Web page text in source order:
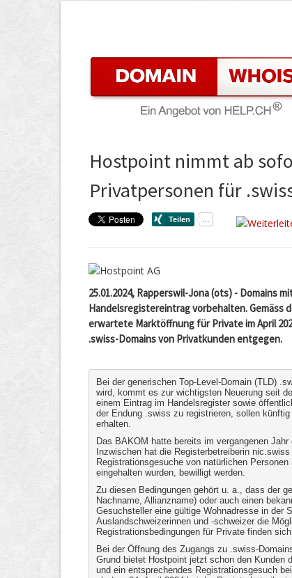
Hostpoint nimmt ab
Privatpersonen für
25.01.2024, Rapperswil-Jona (ots) - Domains
Handelsregistereintrag vorbehalten. Gemäss
erwartete Marktöffnung für Private im April
.swiss-Domains von Privatkunden entgegen.
Bei der generischen Top-Level-Domain (TLD)
wird, kommt es zur wichtigsten Neuerung seit
einem Eintrag im Handelsregister sowie
der Endung .swiss zu registrieren, sollen
erhalten.
Das BAKOM hatte bereits im vergangenen
Inzwischen hat die Registerbetreiberin nic.swiss
Registrationsgesuche von natürlichen
eingehalten wurden, bewilligt werden.
Zu diesen Bedingungen gehört u. a., dass der
Nachname, Allianzname) oder auch einen
Gesuchsteller eine gültige Wohnadresse in der
Auslandschweizerinnen und -schweizer die
Registrationsbedingungen für Private finden
Bei der Öffnung des Zugangs zu .swiss-
Grund bietet Hostpoint jetzt schon den Kunden
und ein entsprechendes Registrationsgesuch